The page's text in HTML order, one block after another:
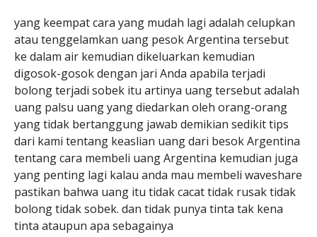
yang keempat cara yang mudah lagi adalah celupkan
atau tenggelamkan uang pesok Argentina tersebut
ke dalam air kemudian dikeluarkan kemudian
digosok-gosok dengan jari Anda apabila terjadi
bolong terjadi sobek itu artinya uang tersebut adalah
uang palsu uang yang diedarkan oleh orang-orang
yang tidak bertanggung jawab demikian sedikit tips
dari kami tentang keaslian uang dari besok Argentina
tentang cara membeli uang Argentina kemudian juga
yang penting lagi kalau anda mau membeli waveshare
pastikan bahwa uang itu tidak cacat tidak rusak tidak
bolong tidak sobek. dan tidak punya tinta tak kena
tinta ataupun apa sebagainya